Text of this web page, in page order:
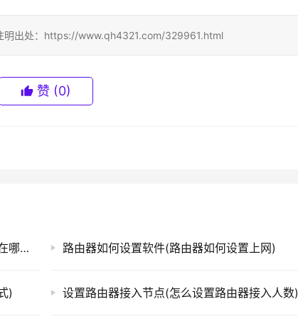
明出处：https://www.qh4321.com/329961.html
赞 (0)
设置好的路由器设置界面(手机路由器设置界面在哪里设置) 路由器如何设置软件(路由器如何设置上网)
) 设置路由器接入节点(怎么设置路由器接入人数)